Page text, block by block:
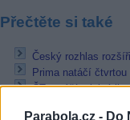
Parabola.cz - Do
Přečtěte si také
Český rozhlas
Prima natáčí čtvrtou
ČT natáčí minisérii